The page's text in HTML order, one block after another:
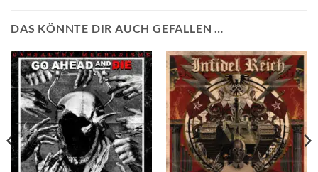
DAS KÖNNTE DIR AUCH GEFALLEN …